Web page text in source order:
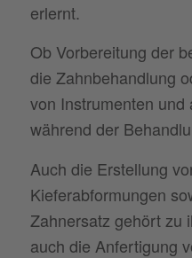
erlernt.
Ob Vorbereitung der
die Zahnbehandlung
von Instrumenten und
während der
Auch die Erstellung
Kieferabformungen
Zahnersatz gehört zu
auch die Anfertigung